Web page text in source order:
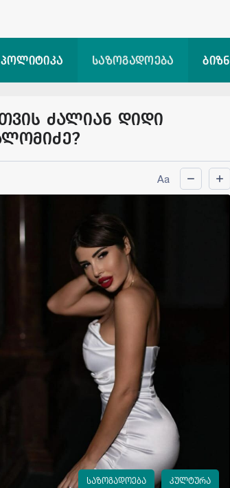
პოლიტიკა საზოგადოება
ძალიან დიდი
Aa
საზოგადოება კულტურა